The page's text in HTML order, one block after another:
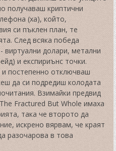
получаваш криптични
(ха), който,
си пъклен план, те
След всяка победа
виртуални долари, метални
и експириънс точки.
постепенно отключваш
да си подредиш колодата
Взимайки предвид
Fractured But Whole имаха
така че второто да
искрено вярвам, че краят
разочарова в това